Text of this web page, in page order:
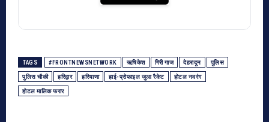
TAGS #FRONTNEWSNETWORK ऋषिकेश गिरी गाज देहरादून पुलिस
पुलिस चौकी हरिद्वार हरियाणा हाई-प्रोफाइल जुआ रैकेट होटल नवरंग
होटल मालिक फरार